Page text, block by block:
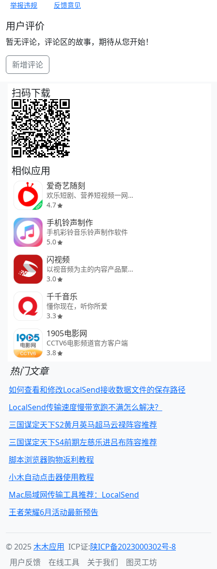
举报违规 反馈意见
用户评价
暂无评论，评论区的故事，期待从您开始！
新增评论
扫码下载
相似应用
爱奇艺随刻
欢乐短剧、营养短视频一网打尽
4.7
手机铃声制作
手机彩铃音乐铃声制作软件
5.0
闪视频
以视音频为主的内容产品聚合平台
3.0
千千音乐
懂你现在，听你所爱
3.3
1905电影网
CCTV6电影频道官方客户端
3.8
热门文章
如何查看和修改LocalSend接收数据文件的保存路径
LocalSend传输速度慢带宽跑不满怎么解决？
三国谋定天下S2黄月英马超马云禄阵容推荐
三国谋定天下S4前期左慈乐进吕布阵容推荐
脚本浏览器购物返利教程
小木自动点击器使用教程
Mac局域网传输工具推荐：LocalSend
王者荣耀6月活动最新预告
© 2025木木应用 ICP证:陕ICP备2023000302号-8
用户反馈
在线工具 关于我们 图灵工坊